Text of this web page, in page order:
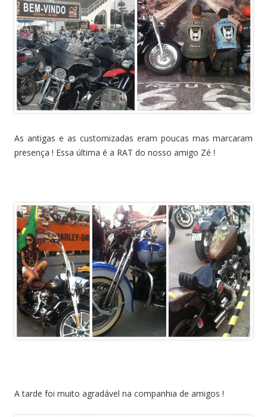
As antigas e as customizadas eram poucas mas marcaram
presença ! Essa última é a RAT do nosso amigo Zé !
A tarde foi muito agradável na companhia de amigos !